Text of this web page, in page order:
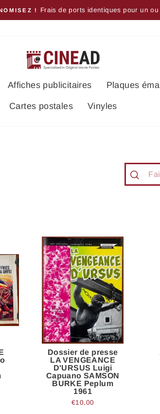
! Frais de ports identiques pour un
Affiches publicitaires Plaques
Cartes postales Vinyles
Dossier de presse
LA VENGEANCE
D'URSUS Luigi
Capuano SAMSON
BURKE Peplum
1961
€10,00